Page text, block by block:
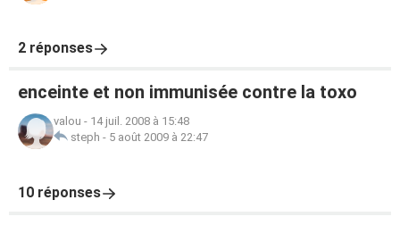
2 réponses
enceinte et non immunisée contre la toxo
valou - 14 juil. 2008 à 15:48
steph - 5 août 2009 à 22:47
10 réponses